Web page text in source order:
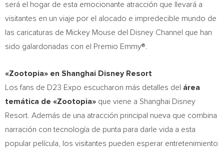
será el hogar de esta emocionante atracción que llevará a
visitantes en un viaje por el alocado e impredecible mundo de
las caricaturas de Mickey Mouse del Disney Channel que han
sido galardonadas con el Premio Emmy®.
«Zootopia» en Shanghai Disney Resort
Los fans de D23 Expo escucharon más detalles del área
temática de «Zootopia» que viene a Shanghai Disney
Resort. Además de una atracción principal nueva que combina
narración con tecnología de punta para darle vida a esta
popular película, los visitantes pueden esperar entretenimiento